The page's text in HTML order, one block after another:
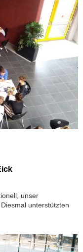
unser
unterstützten